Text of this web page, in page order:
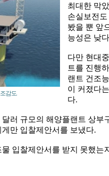
감도.
최대한 막
손실보전
봤을 뿐 앞
능성은 낮
다만 현대
트를 진행
랜트 건조
이 커졌다
다.
러 규모의 해양플랜트 상부
만 입찰제안서를 보냈다.
입찰제안서를 받지 못했는